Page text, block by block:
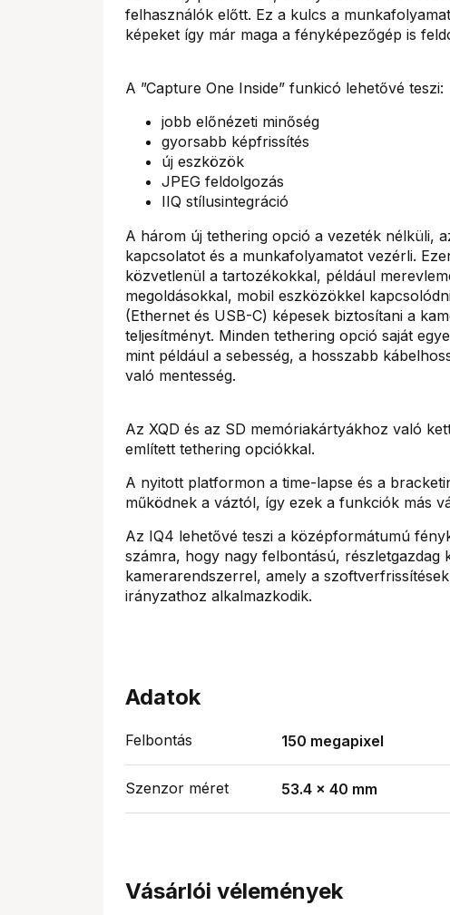
felhasználók előtt. Ez a kulcs a
képeket így már maga a fényképezőgép is
A ”Capture One Inside” funkicó lehetővé teszi:
jobb előnézeti minőség
gyorsabb képfrissítés
új eszközök
JPEG feldolgozás
IIQ stílusintegráció
A három új tethering opció a vezeték nélküli,
kapcsolatot és a munkafolyamatot vezérli.
közvetlenül a tartozékokkal, például
megoldásokkal, mobil eszközökkel
(Ethernet és USB-C) képesek biztosítani a
teljesítményt. Minden tethering opció saját
mint például a sebesség, a hosszabb
való mentesség.
Az XQD és az SD memóriakártyákhoz való
említett tethering opciókkal.
A nyitott platformon a time-lapse és a
működnek a váztól, így ezek a funkciók más
Az IQ4 lehetővé teszi a középformátumú
számra, hogy nagy felbontású, részletgazdag
kamerarendszerrel, amely a
irányzathoz alkalmazkodik.
Adatok
Felbontás 150 megapixel
Szenzor méret 53.4 x 40 mm
Vásárlói vélemények